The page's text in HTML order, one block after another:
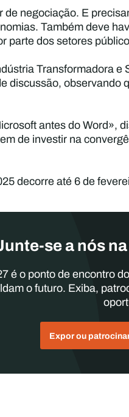
de negociação. E
Também deve
parte dos setores
Transformadora
discussão,
antes do Word»,
de investir na
decorre até 6 de
se a nós
é o ponto de encontro
o futuro. Exiba,
Expor ou